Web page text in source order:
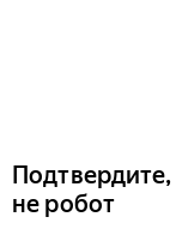
не робот